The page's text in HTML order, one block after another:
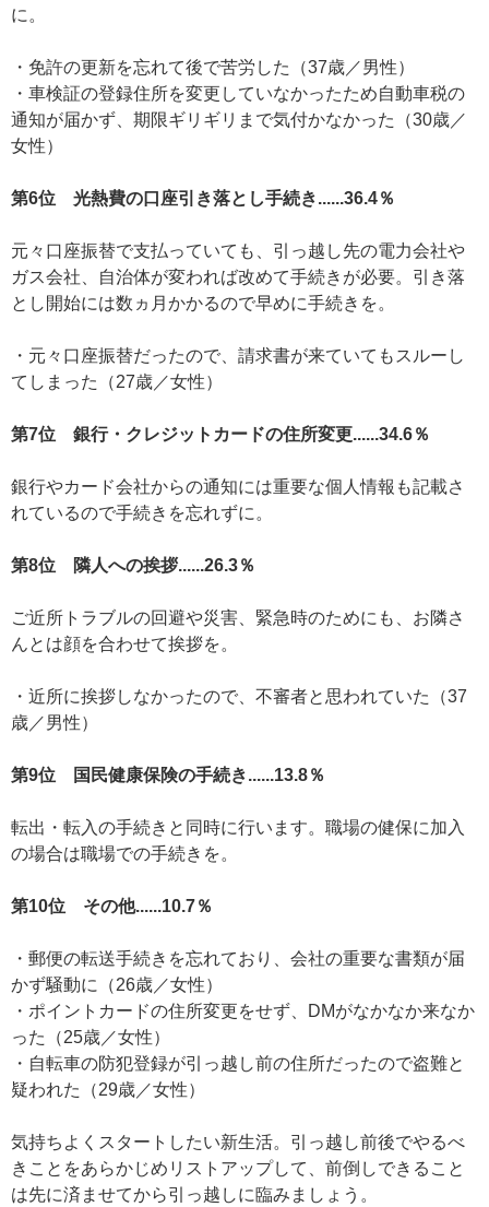
に。
・免許の更新を忘れて後で苦労した（37歳／男性）
・車検証の登録住所を変更していなかったため自動車税の
通知が届かず、期限ギリギリまで気付かなかった（30歳／
女性）
第6位 光熱費の口座引き落とし手続き......36.4％
元々口座振替で支払っていても、引っ越し先の電力会社や
ガス会社、自治体が変われば改めて手続きが必要。引き落
とし開始には数ヵ月かかるので早めに手続きを。
・元々口座振替だったので、請求書が来ていてもスルーし
てしまった（27歳／女性）
第7位 銀行・クレジットカードの住所変更......34.6％
銀行やカード会社からの通知には重要な個人情報も記載さ
れているので手続きを忘れずに。
第8位 隣人への挨拶......26.3％
ご近所トラブルの回避や災害、緊急時のためにも、お隣さ
んとは顔を合わせて挨拶を。
・近所に挨拶しなかったので、不審者と思われていた（37
歳／男性）
第9位 国民健康保険の手続き......13.8％
転出・転入の手続きと同時に行います。職場の健保に加入
の場合は職場での手続きを。
第10位 その他......10.7％
・郵便の転送手続きを忘れており、会社の重要な書類が届
かず騒動に（26歳／女性）
・ポイントカードの住所変更をせず、DMがなかなか来なか
った（25歳／女性）
・自転車の防犯登録が引っ越し前の住所だったので盗難と
疑われた（29歳／女性）
気持ちよくスタートしたい新生活。引っ越し前後でやるべ
きことをあらかじめリストアップして、前倒しできること
は先に済ませてから引っ越しに臨みましょう。